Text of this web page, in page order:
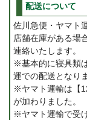
配送について
佐川急便・ヤマト
店舗在庫がある場
連絡いたします。
※基本的に寝具類
運での配送となり
※ヤマト運輸は【
が加わりました。
※ヤマト運輸で受